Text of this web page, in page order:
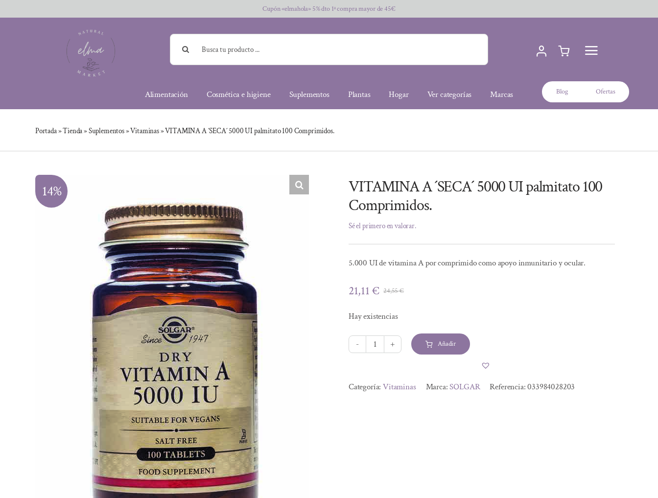
al
Cupón «elmahola» 5% dto 1ª compra mayor de 45€
Buscar:
Alimentación Cosmética e higiene Suplementos Plantas Hogar Ver categorías Marcas Blog Ofertas
Portada»Tienda»Suplementos»Vitaminas»VITAMINA A ´SECA´ 5000 UI palmitato 100 Comprimidos.
14%
VITAMINA A ´SECA´ 5000 UI palmitato 100
Comprimidos.
Sé el primero en valorar.
5.000 UI de vitamina A por comprimido como apoyo inmunitario y ocular.
24,55€El
era:
24,55 €.
21,11€
El
es:
21,11 €.
Hay existencias
VITAMINA
´
Añadir
Categoría:Vitaminas Marca:SOLGAR Referencia:033984028203